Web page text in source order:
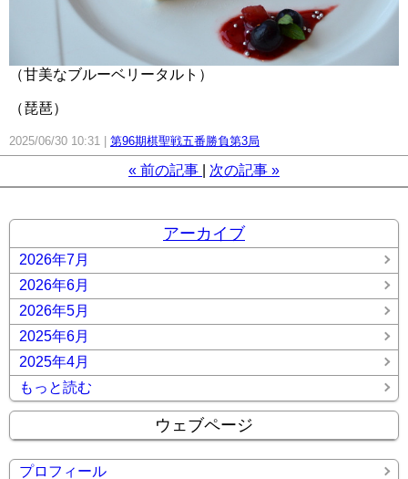
（甘美なブルーベリータルト）
（琵琶）
2025/06/30 10:31 第96期棋聖戦五番勝負第3局
« 前の記事 次の記事 »
アーカイブ
2026年7月
2026年6月
2026年5月
2025年6月
2025年4月
もっと読む
ウェブページ
プロフィール